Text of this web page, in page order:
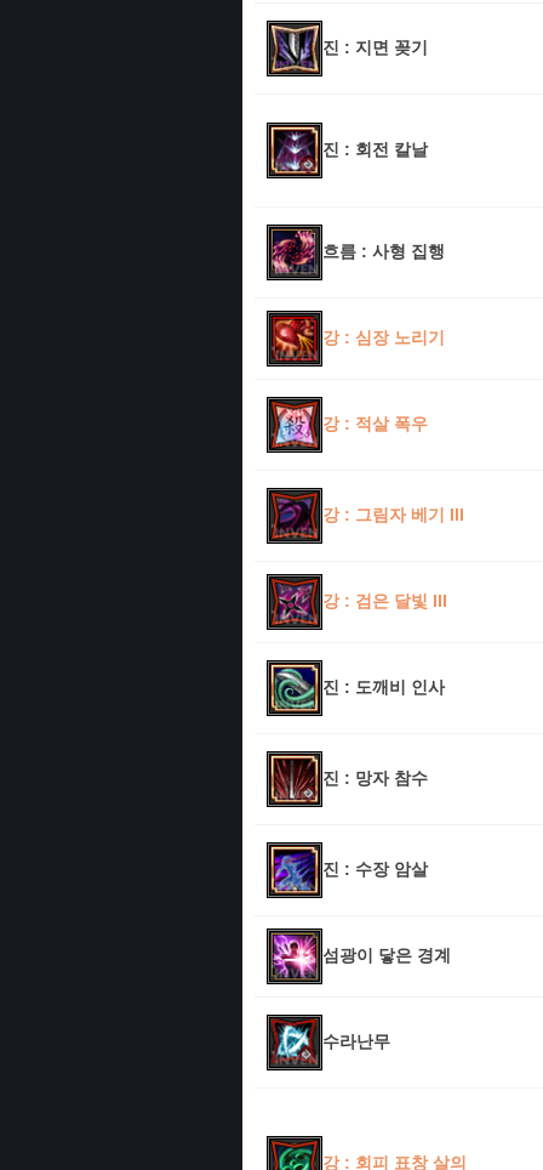
진 : 지면 꽂기
진 : 회전 칼날
흐름 : 사형 집행
강 : 심장 노리기
강 : 적살 폭우
강 : 그림자 베기 III
강 : 검은 달빛 III
진 : 도깨비 인사
진 : 망자 참수
진 : 수장 암살
섬광이 닿은 경계
수라난무
강 : 회피 표창 살의